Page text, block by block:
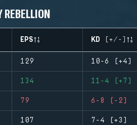
REBELLION
EPS KD (+/-)
129 10-6 (+4)
134 11-4 (+7)
79 6-8 (-2)
107 7-4 (+3)